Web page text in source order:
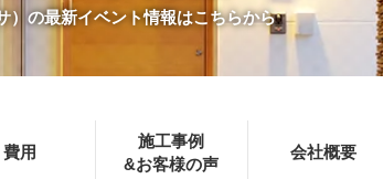
）の最新イベント情報はこちらから
費用
施工事例
&お客様の声
会社概要